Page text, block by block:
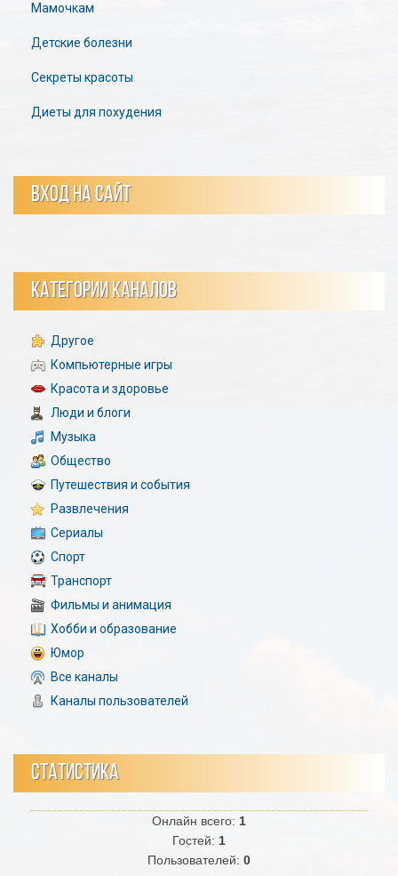
Мамочкам
Детские болезни
Секреты красоты
Диеты для похудения
ВХОД НА САЙТ
КАТЕГОРИИ КАНАЛОВ
Другое
Компьютерные игры
Красота и здоровье
Люди и блоги
Музыка
Общество
Путешествия и события
Развлечения
Сериалы
Спорт
Транспорт
Фильмы и анимация
Хобби и образование
Юмор
Все каналы
Каналы пользователей
СТАТИСТИКА
Онлайн всего: 1
Гостей: 1
Пользователей: 0